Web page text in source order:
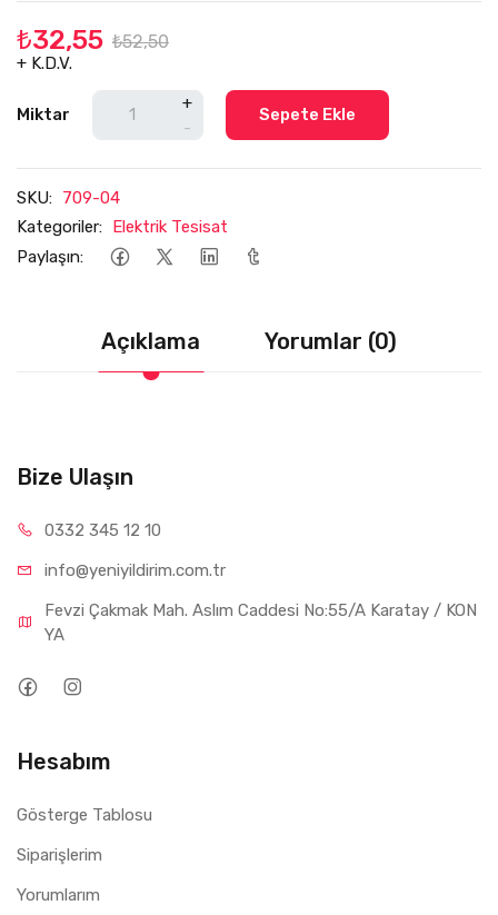
₺32,55 ₺52,50
+ K.D.V.
Miktar
+
-
Sepete Ekle
SKU: 709-04
Kategoriler: Elektrik Tesisat
Paylaşın:
Açıklama Yorumlar (0)
Bize Ulaşın
0332 345 12 10
info@yeniyildirim.com.tr
Fevzi Çakmak Mah. Aslım Caddesi No:55/A Karatay / KON
YA
Hesabım
Gösterge Tablosu
Siparişlerim
Yorumlarım